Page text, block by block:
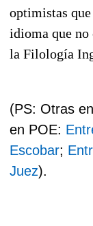
optimistas
idioma que no
la Filología
(PS: Otras
en POE:
Escobar;
Juez).